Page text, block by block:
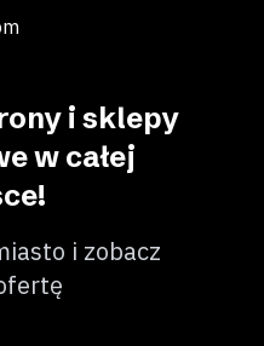
i sklepy
w całej
i zobacz